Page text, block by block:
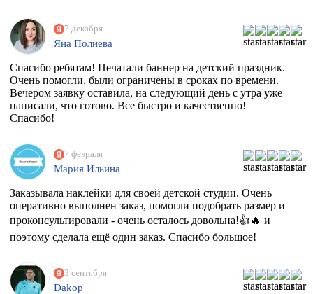
7 декабря
Яна Полиева
Спасибо ребятам! Печатали баннер на детский праздник.
Очень помогли, были ограничены в сроках по времени.
Вечером заявку оставила, на следующий день с утра уже
написали, что готово. Все быстро и качественно!
Спасибо!
7 февраля
Мария Ильина
Заказывала наклейки для своей детской студии. Очень
оперативно выполнен заказ, помогли подобрать размер и
проконсультировали - очень осталось довольна!👍🔥 и
поэтому сделала ещё один заказ. Спасибо большое!
3 сентября
Dakop